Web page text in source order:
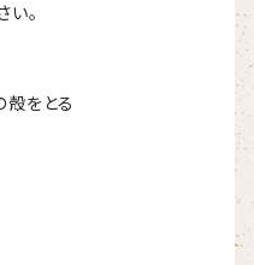
。
殻をとる